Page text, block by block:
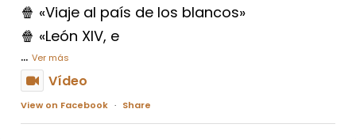
🍿 «Viaje al país de los blancos»
🍿 «León XIV, e
... Ver más
Vídeo
View on Facebook · Share